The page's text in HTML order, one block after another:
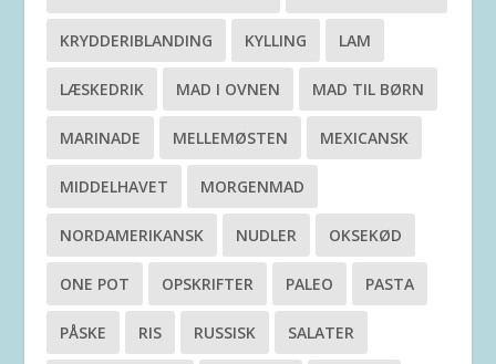
KRYDDERIBLANDING KYLLING LAM
LÆSKEDRIK MAD I OVNEN MAD TIL BØRN
MARINADE MELLEMØSTEN MEXICANSK
MIDDELHAVET MORGENMAD
NORDAMERIKANSK NUDLER OKSEKØD
ONE POT OPSKRIFTER PALEO PASTA
PÅSKE RIS RUSSISK SALATER